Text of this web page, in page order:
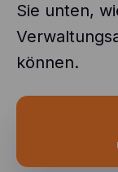
Sie unten,
können.